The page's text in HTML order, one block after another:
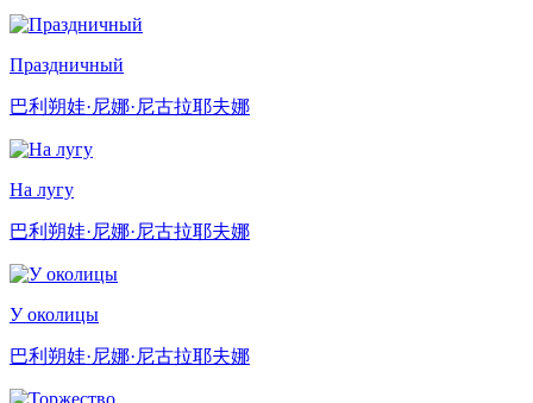
Праздничный
巴利朔娃·尼娜·尼古拉耶夫娜
На лугу
巴利朔娃·尼娜·尼古拉耶夫娜
У околицы
巴利朔娃·尼娜·尼古拉耶夫娜